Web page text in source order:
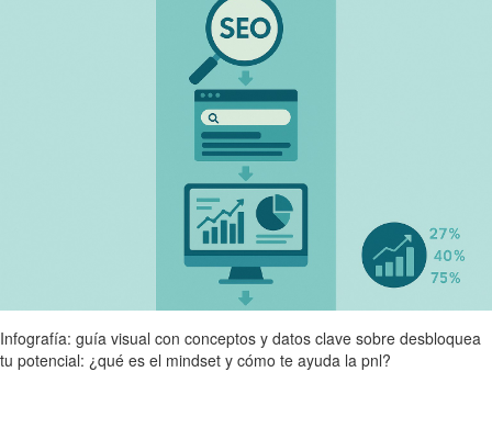
Infografía: guía visual con conceptos y datos clave sobre desbloquea
tu potencial: ¿qué es el mindset y cómo te ayuda la pnl?